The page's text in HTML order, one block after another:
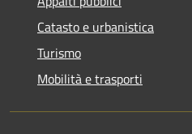
Catasto e urbanistica
Turismo
Mobilità e trasporti